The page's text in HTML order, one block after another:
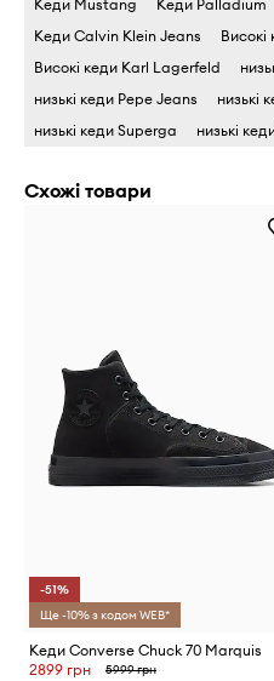
Кеди Mustang Кеди Palladium
Кеди Calvin Klein Jeans
Високі кеди Karl Lagerfeld
низькі кеди Pepe Jeans
низькі
низькі кеди Superga
низькі
Схожі товари
-51%
Ще -10% з кодом WEB*
Кеди Converse Chuck 70 Marquis
2899 грн
5999 грн